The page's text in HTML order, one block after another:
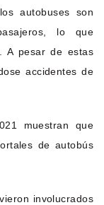
autobuses son
lo que
A pesar de estas
accidentes de
muestran que
de autobús
involucrados